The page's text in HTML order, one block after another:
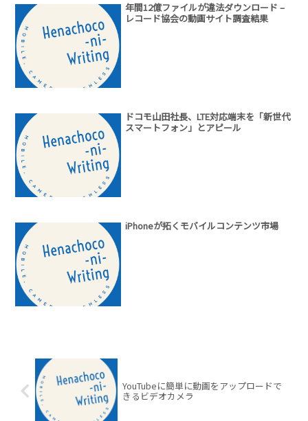
年間12億ファイルが違法ダウンロード –
レコード協会の動画サイト調査結果
ドコモ山田社長、LTE対応端末を「新世代
スマートフォン」とアピール
iPhoneが拓くモバイルコンテンツ市場
YouTubeに簡単に動画をアップロードで
きるビデオカメラ